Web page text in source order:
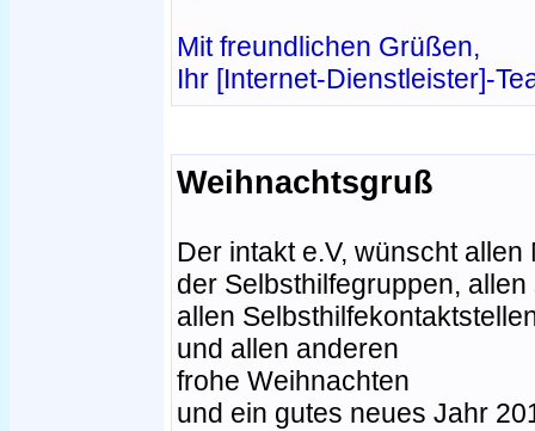
Mit freundlichen Grüßen,
Ihr [Internet-Dienstleister]-
Weihnachtsgruß
Der intakt e.V, wünscht allen
der Selbsthilfegruppen,
allen
und allen anderen
frohe Weihnachten
und ein gutes neues Jahr